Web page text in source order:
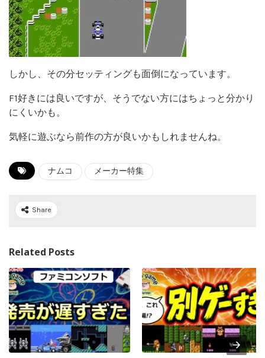
しかし、その分セッティングも面倒になっています。
F1好きには良いですが、そうでない方にはちょっと分かり
にくいかも。
気軽に遊ぶなら前作の方が良いかもしれませんね。
ナムコ メーカー特集
Share
Related Posts